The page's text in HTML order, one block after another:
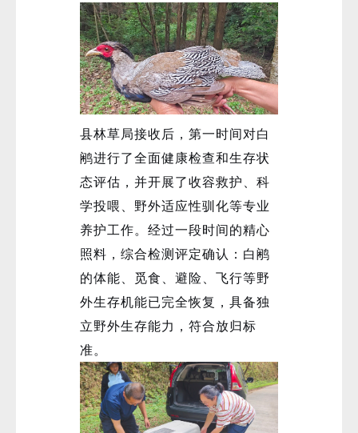
县林草局接收后，第一时间对白
鹇进行了全面健康检查和生存状
态评估，并开展了收容救护、科
学投喂、野外适应性驯化等专业
养护工作。经过一段时间的精心
照料，综合检测评定确认：白鹇
的体能、觅食、避险、飞行等野
外生存机能已完全恢复，具备独
立野外生存能力，符合放归标
准。